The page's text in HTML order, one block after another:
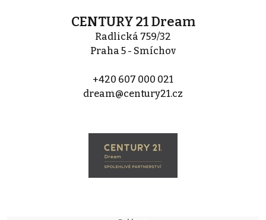
CENTURY 21 Dream
Radlická 759/32
Praha 5 - Smíchov
+420 607 000 021
dream@century21.cz